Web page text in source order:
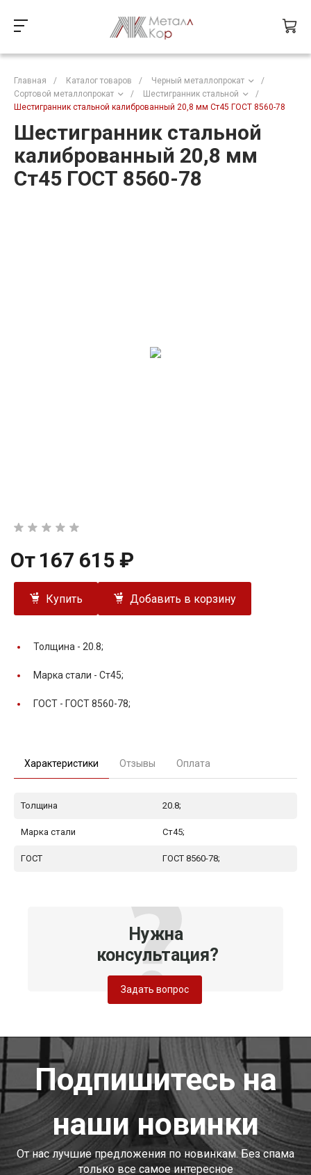
Главная / Каталог товаров / Черный металлопрокат
/
Сортовой металлопрокат
/ Шестигранник стальной
/
Шестигранник стальной калиброванный 20,8 мм Ст45 ГОСТ 8560-78
Шестигранник стальной
калиброванный 20,8 мм
Ст45 ГОСТ 8560-78
От 167 615 ₽
Купить Добавить в корзину
Толщина - 20.8;
Марка стали - Ст45;
ГОСТ - ГОСТ 8560-78;
Характеристики Отзывы Оплата
Толщина 20.8;
Марка стали Ст45;
ГОСТ ГОСТ 8560-78;
Нужна
консультация?
Задать вопрос
Подпишитесь на
наши новинки
От нас лучшие предложения по новинкам. Без спама
только все самое интересное